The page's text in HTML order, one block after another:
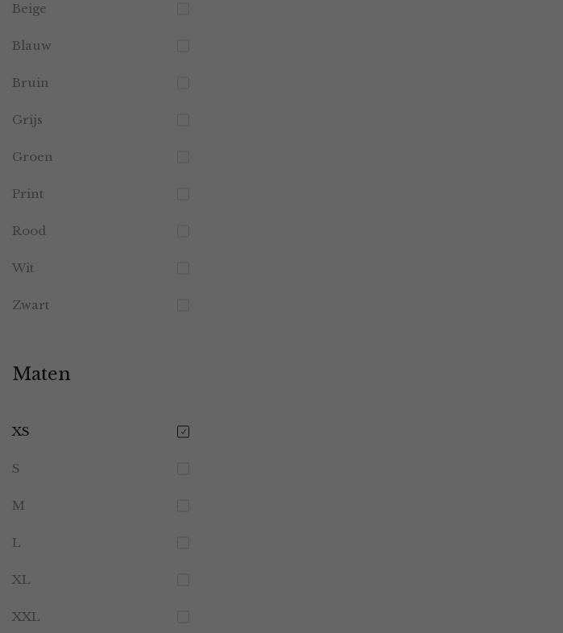
Beige
Blauw
Bruin
Grijs
Groen
Print
Rood
Wit
Zwart
Maten
XS
S
M
L
XL
XXL